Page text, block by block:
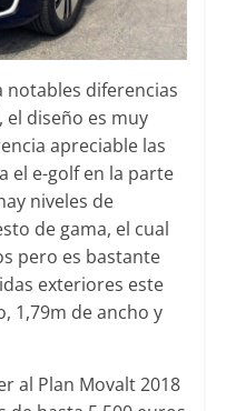
notables diferencias
el diseño es muy
apreciable las
el e-golf en la parte
niveles de
de gama, el cual
pero es bastante
exteriores este
1,79m de ancho y
al Plan Movalt 2018